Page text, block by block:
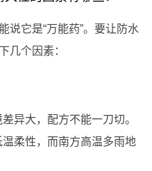
说它是“万能药”。要让防水
几个因素：
异大，配方不能一刀切。
柔性，而南方高温多雨地